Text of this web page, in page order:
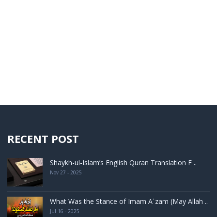
RECENT POST
Shaykh-ul-Islam’s English Quran Translation F ..
Nov 27 - 2025
What Was the Stance of Imam Aʿzam (May Allah ..
Jul 16 - 2025